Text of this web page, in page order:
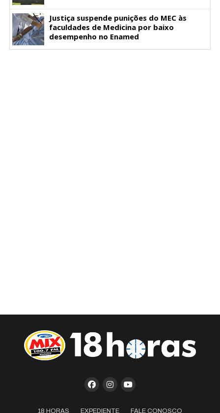
Justiça suspende punições do MEC às
faculdades de Medicina por baixo
desempenho no Enamed
18 HORAS EXPEDIENTE FALE CONOSCO